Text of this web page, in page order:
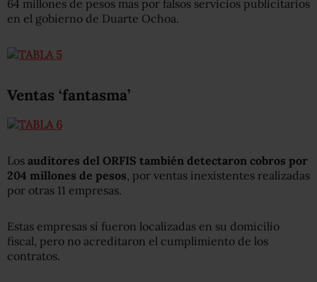
64 millones de pesos más por falsos servicios publicitarios
en el gobierno de Duarte Ochoa.
Ventas ‘fantasma’
Los auditores del ORFIS también detectaron cobros por
204 millones de pesos , por ventas inexistentes realizadas
por otras 11 empresas.
Estas empresas sí fueron localizadas en su domicilio
fiscal, pero no acreditaron el cumplimiento de los
contratos.